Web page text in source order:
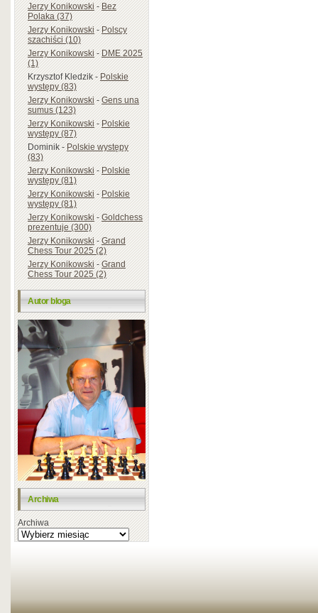
Jerzy Konikowski-Bez
Polaka (37)
Jerzy Konikowski-Polscy
szachiści (10)
Jerzy Konikowski-DME 2025
(1)
Krzysztof Kledzik-Polskie
występy (83)
Jerzy Konikowski-Gens una
sumus (123)
Jerzy Konikowski-Polskie
występy (87)
Dominik-Polskie występy
(83)
Jerzy Konikowski-Polskie
występy (81)
Jerzy Konikowski-Polskie
występy (81)
Jerzy Konikowski-Goldchess
prezentuje (300)
Jerzy Konikowski-Grand
Chess Tour 2025 (2)
Jerzy Konikowski-Grand
Chess Tour 2025 (2)
Autor bloga
Archiwa
Archiwa